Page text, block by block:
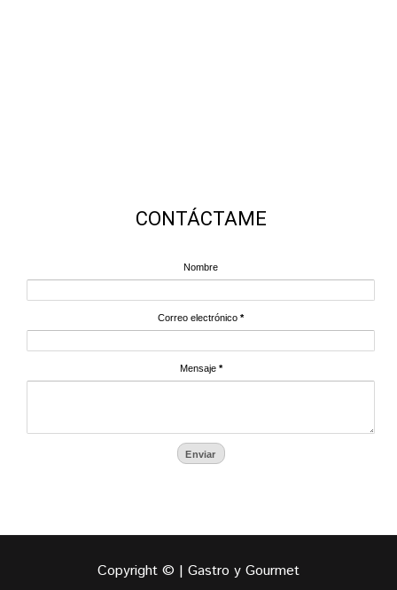
CONTÁCTAME
Nombre
Correo electrónico *
Mensaje *
Copyright © | Gastro y Gourmet